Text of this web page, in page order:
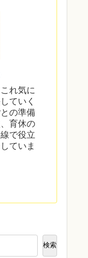
れ気に
ていく
の準備
育休の
で役立
ていま
検索